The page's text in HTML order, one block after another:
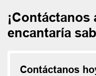
¡Contáctanos
encantaría
Contáctanos